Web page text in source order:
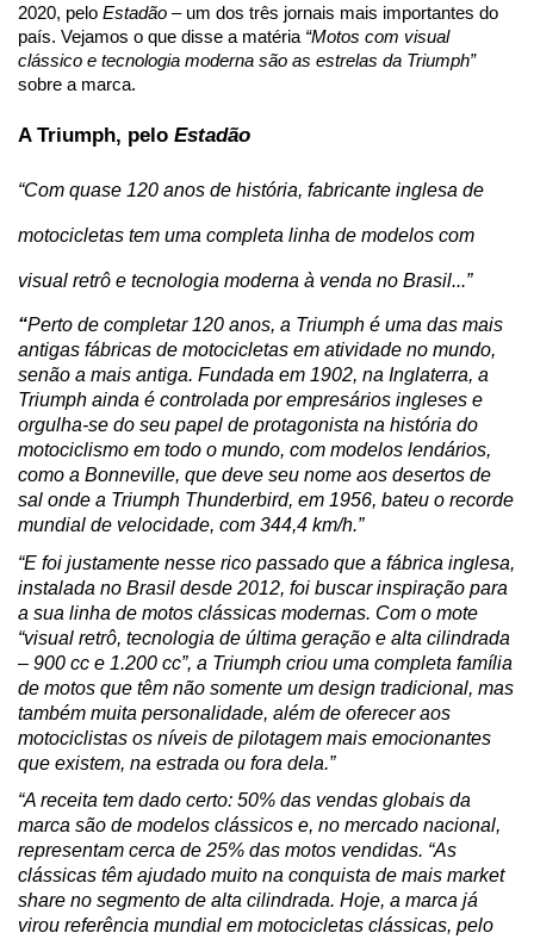
2020, pelo Estadão – um dos três jornais mais importantes do
país. Vejamos o que disse a matéria “Motos com visual
clássico e tecnologia moderna são as estrelas da Triumph”
sobre a marca.
A Triumph, pelo Estadão
“Com quase 120 anos de história, fabricante inglesa de
motocicletas tem uma completa linha de modelos com
visual retrô e tecnologia moderna à venda no Brasil...”
“Perto de completar 120 anos, a Triumph é uma das mais
antigas fábricas de motocicletas em atividade no mundo,
senão a mais antiga. Fundada em 1902, na Inglaterra, a
Triumph ainda é controlada por empresários ingleses e
orgulha-se do seu papel de protagonista na história do
motociclismo em todo o mundo, com modelos lendários,
como a Bonneville, que deve seu nome aos desertos de
sal onde a Triumph Thunderbird, em 1956, bateu o recorde
mundial de velocidade, com 344,4 km/h.”
“E foi justamente nesse rico passado que a fábrica inglesa,
instalada no Brasil desde 2012, foi buscar inspiração para
a sua linha de motos clássicas modernas. Com o mote
“visual retrô, tecnologia de última geração e alta cilindrada
– 900 cc e 1.200 cc”, a Triumph criou uma completa família
de motos que têm não somente um design tradicional, mas
também muita personalidade, além de oferecer aos
motociclistas os níveis de pilotagem mais emocionantes
que existem, na estrada ou fora dela.”
“A receita tem dado certo: 50% das vendas globais da
marca são de modelos clássicos e, no mercado nacional,
representam cerca de 25% das motos vendidas. “As
clássicas têm ajudado muito na conquista de mais market
share no segmento de alta cilindrada. Hoje, a marca já
virou referência mundial em motocicletas clássicas, pelo